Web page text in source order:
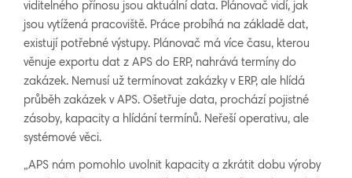
viditelného přínosu jsou aktuální data. Plánovač vidí, jak
jsou vytížená pracoviště. Práce probíhá na základě dat,
existují potřebné výstupy. Plánovač má více času, kterou
věnuje exportu dat z APS do ERP, nahrává termíny do
zakázek. Nemusí už termínovat zakázky v ERP, ale hlídá
průběh zakázek v APS. Ošetřuje data, prochází pojistné
zásoby, kapacity a hlídání termínů. Neřeší operativu, ale
systémové věci.
„APS nám pomohlo uvolnit kapacity a zkrátit dobu výroby